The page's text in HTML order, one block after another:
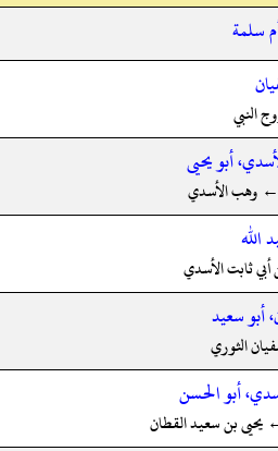
سلمة
النبي
أبو يحيى
← وهب الأسدي
الله
ثابت الأسدي
أبو سعيد
الثوري
أبو الحسن
بن سعيد القطان